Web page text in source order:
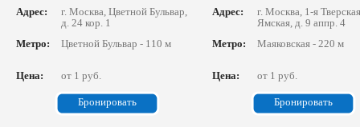
Адрес:
г. Москва, Цветной Бульвар,
д. 24 кор. 1
Метро:
Цветной Бульвар - 110 м
Цена: от 1 руб.
Бронировать
Адрес:
г. Москва, 1-я Тверская
Ямская, д. 9 аппр. 4
Метро:
Маяковская - 220 м
Цена: от 1 руб.
Бронировать